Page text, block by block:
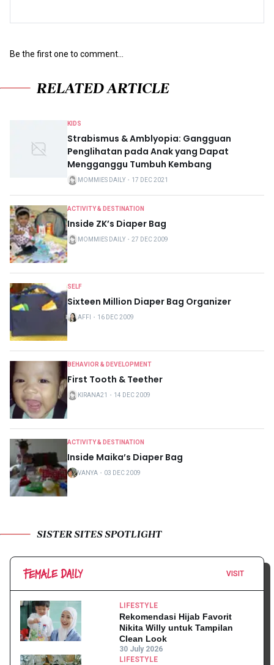
Be the first one to comment...
RELATED ARTICLE
KIDS
Strabismus & Amblyopia: Gangguan
Penglihatan pada Anak yang Dapat
Mengganggu Tumbuh Kembang
MOMMIES DAILY ・ 17 DEC 2021
ACTIVITY & DESTINATION
Inside ZK’s Diaper Bag
MOMMIES DAILY ・ 27 DEC 2009
SELF
Sixteen Million Diaper Bag Organizer
AFFI ・ 16 DEC 2009
BEHAVIOR & DEVELOPMENT
First Tooth & Teether
KIRANA21 ・ 14 DEC 2009
ACTIVITY & DESTINATION
Inside Maika’s Diaper Bag
VANYA ・ 03 DEC 2009
SISTER SITES SPOTLIGHT
VISIT
LIFESTYLE
Rekomendasi Hijab Favorit
Nikita Willy untuk Tampilan
Clean Look
30 July 2026
LIFESTYLE